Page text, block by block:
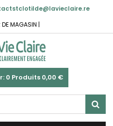
MAGASIN |
0 Produits 0,00 €